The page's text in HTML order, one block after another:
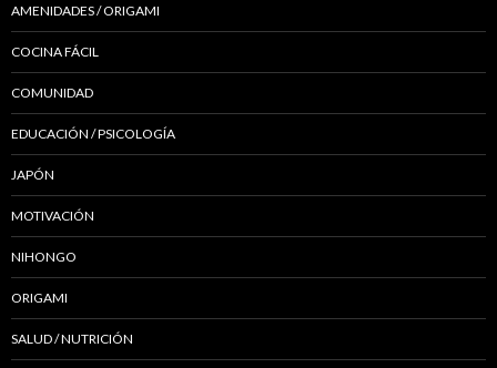
AMENIDADES / ORIGAMI
COCINA FÁCIL
COMUNIDAD
EDUCACIÓN / PSICOLOGÍA
JAPÓN
MOTIVACIÓN
NIHONGO
ORIGAMI
SALUD / NUTRICIÓN